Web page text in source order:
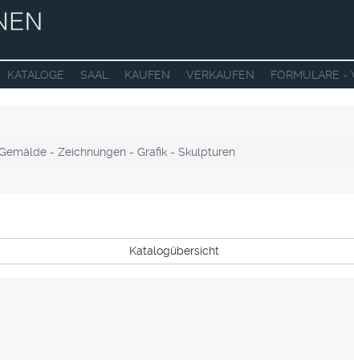
KATALOGE SAAL KAUFEN VERKAUFEN FORMULARE -
- Zeichnungen - Grafik - Skulpturen
Katalogübersicht